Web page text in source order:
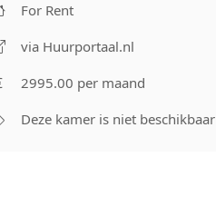
For Rent
via Huurportaal.nl
2995.00 per maand
Deze kamer is niet beschikbaar